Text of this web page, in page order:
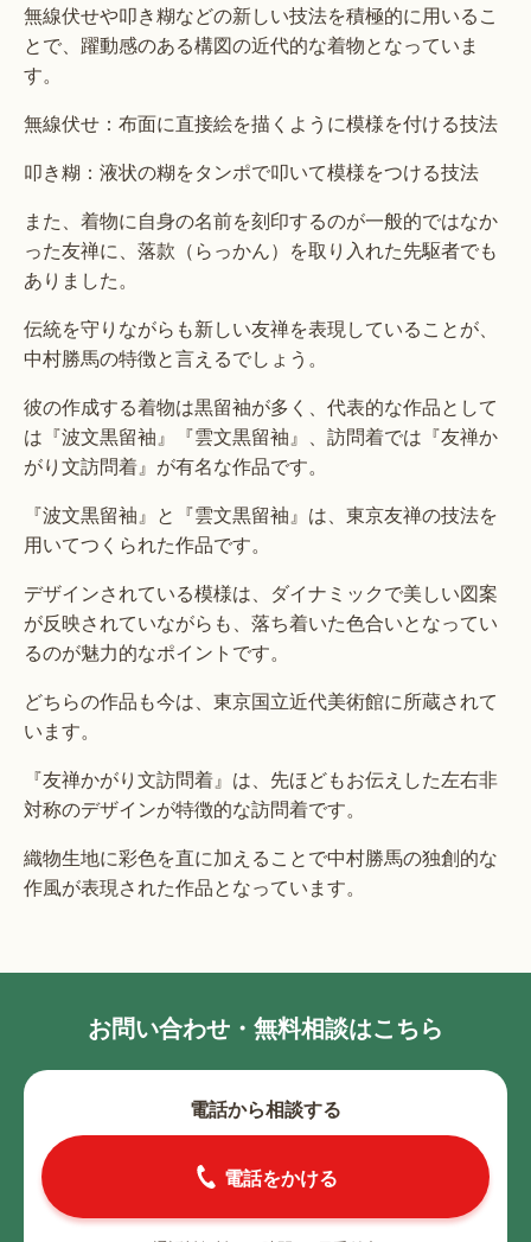
無線伏せや叩き糊などの新しい技法を積極的に用いるこ
とで、躍動感のある構図の近代的な着物となっていま
す。
無線伏せ：布面に直接絵を描くように模様を付ける技法
叩き糊：液状の糊をタンポで叩いて模様をつける技法
また、着物に自身の名前を刻印するのが一般的ではなか
った友禅に、落款（らっかん）を取り入れた先駆者でも
ありました。
伝統を守りながらも新しい友禅を表現していることが、
中村勝馬の特徴と言えるでしょう。
彼の作成する着物は黒留袖が多く、代表的な作品として
は『波文黒留袖』『雲文黒留袖』、訪問着では『友禅か
がり文訪問着』が有名な作品です。
『波文黒留袖』と『雲文黒留袖』は、東京友禅の技法を
用いてつくられた作品です。
デザインされている模様は、ダイナミックで美しい図案
が反映されていながらも、落ち着いた色合いとなってい
るのが魅力的なポイントです。
どちらの作品も今は、東京国立近代美術館に所蔵されて
います。
『友禅かがり文訪問着』は、先ほどもお伝えした左右非
対称のデザインが特徴的な訪問着です。
織物生地に彩色を直に加えることで中村勝馬の独創的な
作風が表現された作品となっています。
お問い合わせ・無料相談はこちら
電話から相談する
電話をかける